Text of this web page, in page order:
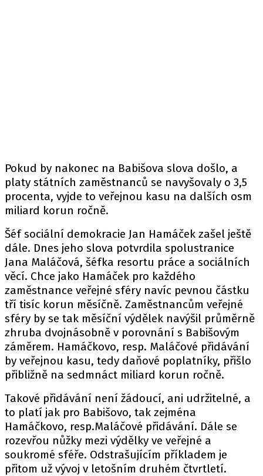
Pokud by nakonec na Babišova slova došlo, a
platy státních zaměstnanců se navyšovaly o 3,5
procenta, vyjde to veřejnou kasu na dalších osm
miliard korun ročně.
Šéf sociální demokracie Jan Hamáček zašel ještě
dále. Dnes jeho slova potvrdila spolustranice
Jana Maláčová, šéfka resortu práce a sociálních
věcí. Chce jako Hamáček pro každého
zaměstnance veřejné sféry navíc pevnou částku
tří tisíc korun měsíčně. Zaměstnancům veřejné
sféry by se tak měsíční výdělek navýšil průměrně
zhruba dvojnásobně v porovnání s Babišovým
záměrem. Hamáčkovo, resp. Maláčové přidávání
by veřejnou kasu, tedy daňové poplatníky, přišlo
přibližně na sedmnáct miliard korun ročně.
Takové přidávání není žádoucí, ani udržitelné, a
to platí jak pro Babišovo, tak zejména
Hamáčkovo, resp.Maláčové přidávání. Dále se
rozevřou nůžky mezi výdělky ve veřejné a
soukromé sféře. Odstrašujícím příkladem je
přitom už vývoj v letošním druhém čtvrtletí.